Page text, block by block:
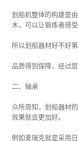
划船机整体的构建是
木，可以让锻炼者感受
所以划船器材好不好
品质得到保障，经过
二、轴承
众所周知，划船器材
效果就会更加好。
例如麦瑞克就是采用